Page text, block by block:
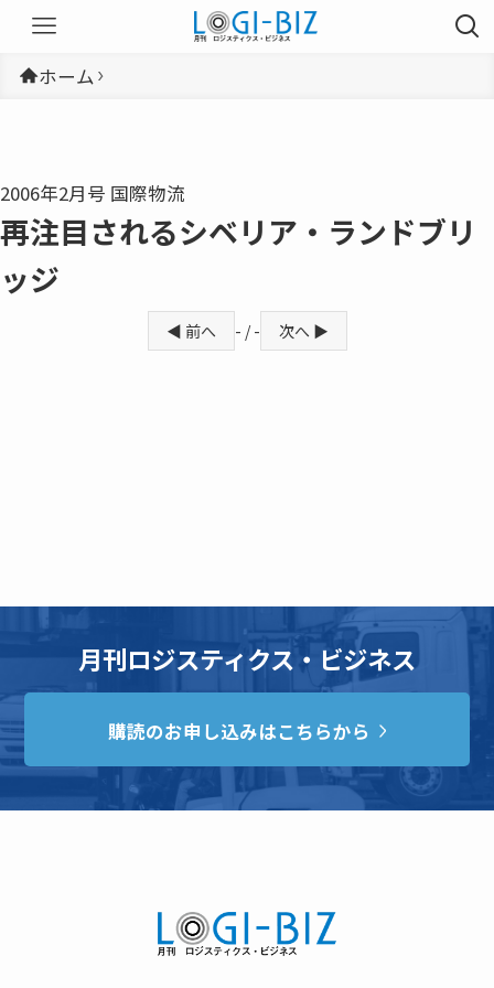
ホーム
2006年2月号 国際物流
再注目されるシベリア・ランドブリ
ッジ
◀ 前へ - / - 次へ ▶
月刊ロジスティクス・ビジネス
購読のお申し込みはこちらから